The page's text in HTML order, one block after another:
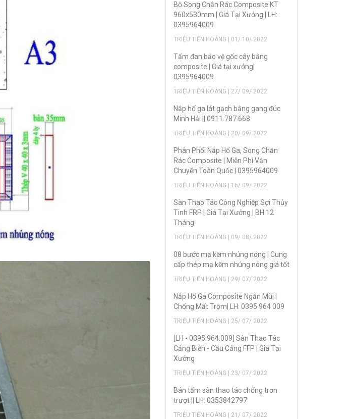
Bộ Song Chắn Rác Composite KT
960x530mm | Giá Tại Xưởng | LH:
0395964009
TRIỆU TIẾN HOÀNG | 01/ 10/ 2022
Tấm đan bảo vệ gốc cây bằng
composite | Giá tại xưởng|
0395964009
TRIỆU TIẾN HOÀNG | 27/ 09/ 2022
Nắp hố ga lát gạch bằng gang đúc
Minh Hải || 0911.787.668
TRIỆU TIẾN HOÀNG | 20/ 09/ 2022
Phân Phối Nắp Hố Ga, Song Chắn
Rác Composite | Miễn Phí Vận
Chuyển Toàn Quốc | 0395964009
TRIỆU TIẾN HOÀNG | 16/ 09/ 2022
Sàn Thao Tác Công Nghiệp Sợi Thủy
Tinh FRP | Giá Tại Xưởng | BH 12
Tháng
TRIỆU TIẾN HOÀNG | 09/ 08/ 2022
08 bước mạ kẽm nhúng nóng | Cung
cấp thép mạ kẽm nhúng nóng giá tốt
TRIỆU TIẾN HOÀNG | 29/ 07/ 2022
Nắp Hố Ga Composite Ngăn Mùi |
Chống Mất Trộm| LH: 0395 964 009
TRIỆU TIẾN HOÀNG | 25/ 07/ 2022
[LH - 0395.964.009] Sàn Thao Tác
Cảng Biển - Cầu Cảng FFP | Giá Tại
Xưởng
TRIỆU TIẾN HOÀNG | 23/ 07/ 2022
Bán tấm sàn thao tác chống trơn
trượt || LH: 0353842797
TRIỆU TIẾN HOÀNG | 21/ 07/ 2022